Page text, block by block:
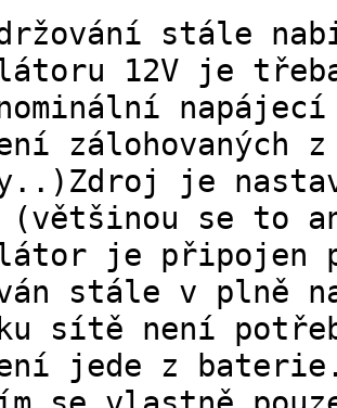
stále
12V je
je
(většinou se to
je
stále v plně
sítě není
jede z